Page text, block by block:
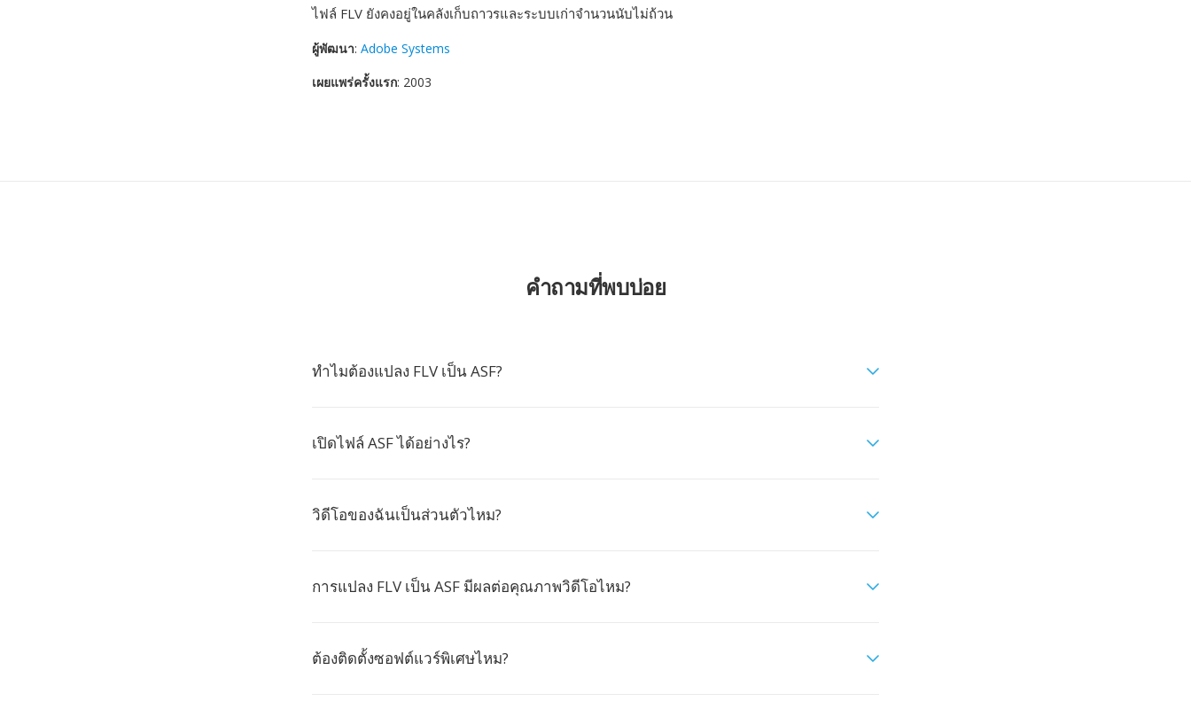
ไฟล์ FLV ยังคงอยู่ในคลังเก็บถาวรและระบบเก่าจำนวนนับไม่ถ้วน
ผู้พัฒนา: Adobe Systems
เผยแพร่ครั้งแรก: 2003
คำถามที่พบบ่อย
ทำไมต้องแปลง FLV เป็น ASF?
เปิดไฟล์ ASF ได้อย่างไร?
วิดีโอของฉันเป็นส่วนตัวไหม?
การแปลง FLV เป็น ASF มีผลต่อคุณภาพวิดีโอไหม?
ต้องติดตั้งซอฟต์แวร์พิเศษไหม?